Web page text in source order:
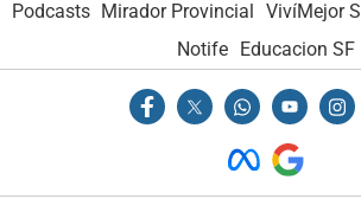
Podcasts Mirador Provincial VivíMejor
Notife Educacion SF